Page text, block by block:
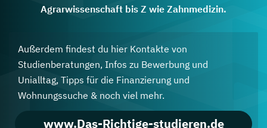
Agrarwissenschaft bis Z wie Zahnmedizin.
Außerdem findest du hier Kontakte von
Studienberatungen, Infos zu Bewerbung und
Unialltag, Tipps für die Finanzierung und
Wohnungssuche & noch viel mehr.
www.Das-Richtige-studieren.de